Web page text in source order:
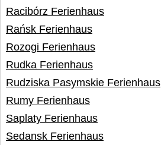
Racibórz Ferienhaus
Rańsk Ferienhaus
Rozogi Ferienhaus
Rudka Ferienhaus
Rudziska Pasymskie Ferienhaus
Rumy Ferienhaus
Saplaty Ferienhaus
Sedansk Ferienhaus